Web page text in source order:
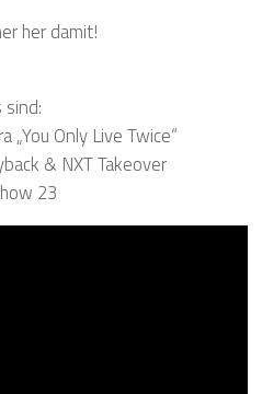
her damit!
„You Only Live Twice“
& NXT Takeover
23